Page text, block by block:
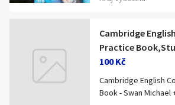
Sada obsahuje:
šest CD s více než
nahrávkou, pořadač
pracovním sešitem
stupeň,
nahrávek s texty
Cambridge
Practice
100 Kč
Cambridge English
Book - Swan Michael